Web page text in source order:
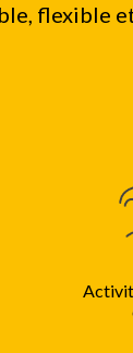
flexible